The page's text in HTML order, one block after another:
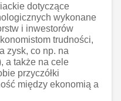
dotyczące
wykonane
i inwestorów
trudności,
zysk, co np. na
a także na cele
przyczółki
między ekonomią a